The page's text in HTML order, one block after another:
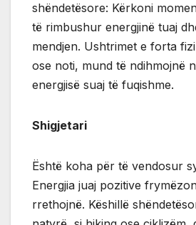
shëndetësore: Kërkoni
të rimbushur energjinë tuaj
mendjen. Ushtrimet e forta
ose noti, mund të ndihmojnë
energjisë suaj të fuqishme.
Shigjetari
Është koha për të vendosur
Energjia juaj pozitive
rrethojnë. Këshillë